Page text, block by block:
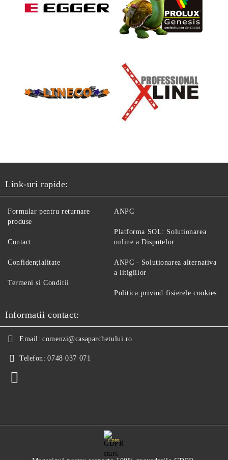
Link-uri rapide:
Formular pentru returnare
produse
Contact
Confidenţialitate
Termeni si Conditii
ANPC
Platforma SOL: Solutionarea
online a Disputelor
ANPC - Solutionarea alternativa
a litigiilor
Politica privind fisierele cookies
Informatii contact:
Email: comenzi@casaparchetului.ro
Telefon: 0748 037 071
GDPR